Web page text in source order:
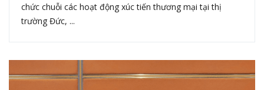
chức chuỗi các hoạt động xúc tiến thương mại tại thị
trường Đức, ...